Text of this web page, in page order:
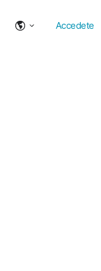
Accedete